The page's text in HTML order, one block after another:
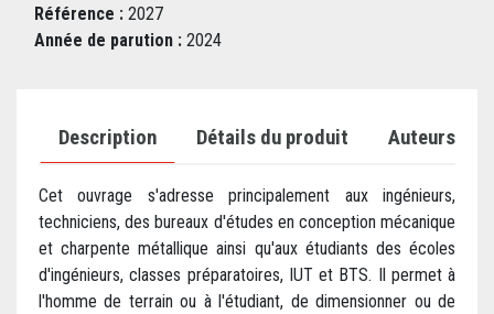
Référence : 2027
Année de parution : 2024
Description Détails du produit Auteurs
Cet ouvrage s'adresse principalement aux ingénieurs,
techniciens, des bureaux d'études en conception mécanique
et charpente métallique ainsi qu'aux étudiants des écoles
d'ingénieurs, classes préparatoires, IUT et BTS. Il permet à
l'homme de terrain ou à l'étudiant, de dimensionner ou de